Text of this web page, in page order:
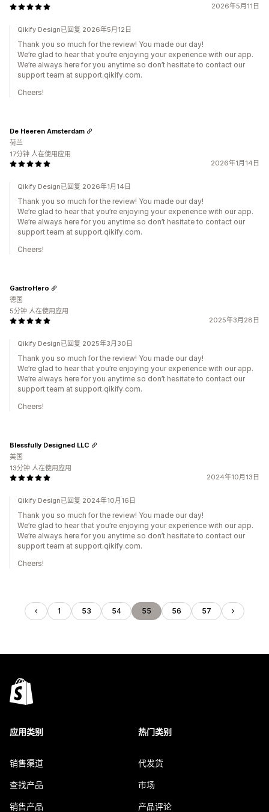
2026年5月11日
Qikify Design已回复 2026年5月12日
Thank you so much for the review! You made our day!
We’re glad to hear that you’re enjoying your experience with our app.
We’re always here for you anytime so don’t hesitate to contact our
support team at support.qikify.com.
Cheers!
2026年1月14日
De Heeren Amsterdam
荷兰
17分钟 人在使用应用
Qikify Design已回复 2026年1月14日
Thank you so much for the review! You made our day!
We’re glad to hear that you’re enjoying your experience with our app.
We’re always here for you anytime so don’t hesitate to contact our
support team at support.qikify.com.
Cheers!
2025年3月28日
GastroHero
德国
5分钟 人在使用应用
Qikify Design已回复 2025年3月30日
Thank you so much for the review! You made our day!
We’re glad to hear that you’re enjoying your experience with our app.
We’re always here for you anytime so don’t hesitate to contact our
support team at support.qikify.com.
Cheers!
2024年10月13日
Blessfully Designed LLC
美国
13分钟 人在使用应用
Qikify Design已回复 2024年10月16日
Thank you so much for the review! You made our day!
We’re glad to hear that you’re enjoying your experience with our app.
We’re always here for you anytime so don’t hesitate to contact our
support team at support.qikify.com.
Cheers!
1 53 54 55 56 57
应用类别
销售渠道
查找产品
销售产品
热门类别
代发货
市场
产品评论